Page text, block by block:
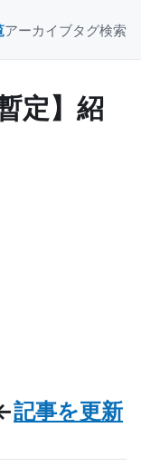
アーカイブタグ検索
定】紹
記事を更新